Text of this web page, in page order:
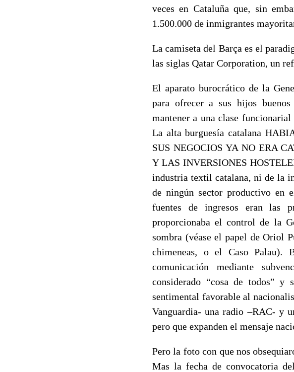
veces en Cataluña que, sin
1.500.000 de inmigrantes
La camiseta del Barça es el
las siglas Qatar Corporation, un
El aparato burocrático de la
para ofrecer a sus hijos
mantener a una clase
La alta burguesía catalana
SUS NEGOCIOS YA NO ERA
Y LAS INVERSIONES
industria textil catalana, ni de la
de ningún sector productivo en
fuentes de ingresos eran las
proporcionaba el control de la
sombra (véase el papel de Oriol
chimeneas, o el Caso Palau).
comunicación mediante
considerado “cosa de todos” y
sentimental favorable al
Vanguardia- una radio –RAC- y
pero que expanden el mensaje
Pero la foto con que nos
Mas la fecha de convocatoria